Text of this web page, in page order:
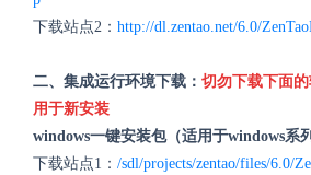
下载站点2： http://dl.zentao.net/6.0/
二、集成运行环境下载： 切勿下载下面
用于新安装
windows一键安装包（适用于windows系列
下载站点1： /sdl/projects/zentao/files/6.0/